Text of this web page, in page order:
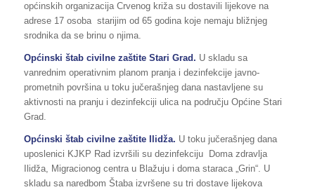
općinskih organizacija Crvenog križa su dostavili lijekove na
adrese 17 osoba starijim od 65 godina koje nemaju bližnjeg
srodnika da se brinu o njima.
Općinski štab civilne zaštite Stari Grad. U skladu sa
vanrednim operativnim planom pranja i dezinfekcije javno-
prometnih površina u toku jučerašnjeg dana nastavljene su
aktivnosti na pranju i dezinfekciji ulica na području Općine Stari
Grad.
Općinski štab civilne zaštite Ilidža. U toku jučerašnjeg dana
uposlenici KJKP Rad izvršili su dezinfekciju Doma zdravlja
Ilidža, Migracionog centra u Blažuju i doma staraca „Grin“. U
skladu sa naredbom Štaba izvršene su tri dostave lijekova